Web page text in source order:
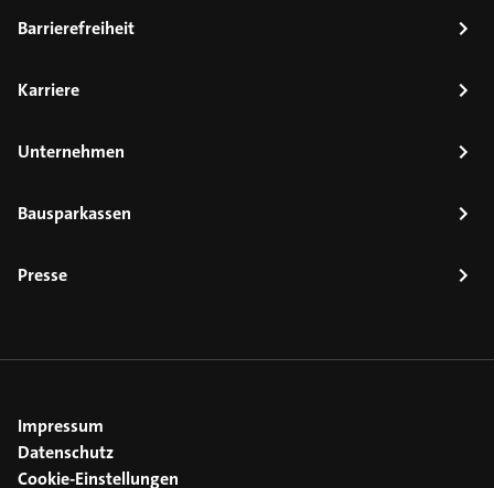
Barrierefreiheit
Karriere
Unternehmen
Bausparkassen
Presse
Impressum
Datenschutz
Cookie-Einstellungen